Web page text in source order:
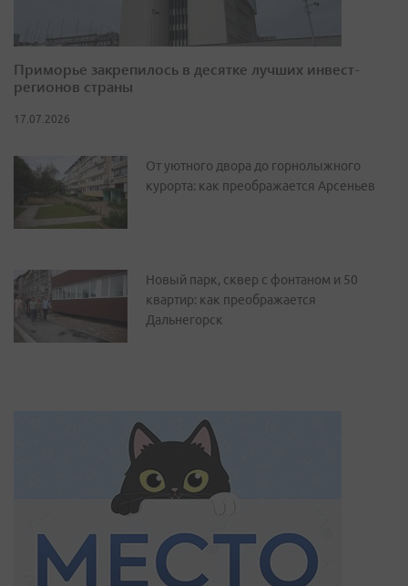
Приморье закрепилось в десятке лучших инвест-
регионов страны
17.07.2026
От уютного двора до горнолыжного
курорта: как преображается Арсеньев
Новый парк, сквер с фонтаном и 50
квартир: как преображается
Дальнегорск